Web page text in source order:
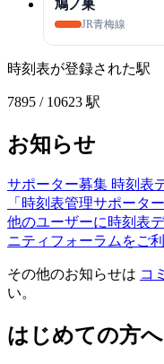
鳩ノ巣
JR青梅線
時刻表が登録された駅
7895 / 10623 駅
お知らせ
サポーター募集 時刻表
「時刻表管理サポータ
他のユーザーに時刻表
ニティフォーラムをご
その他のお知らせは コ
い。
はじめての方へ